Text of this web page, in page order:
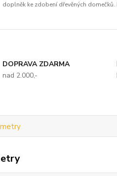
doplněk ke zdobení dřevěných domečků.
DOPRAVA ZDARMA
nad 2.000,-